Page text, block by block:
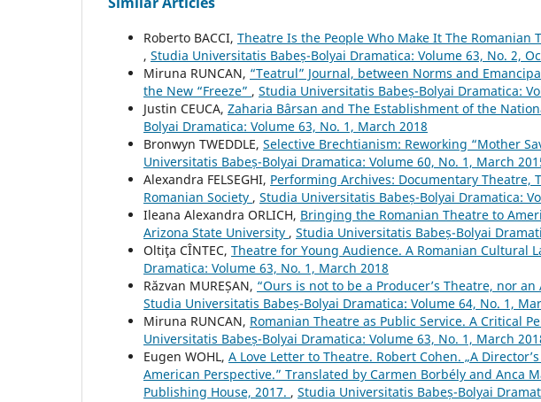
Roberto BACCI, Theatre Is the People Who Make It The
, Studia Universitatis Babeș-Bolyai Dramatica: Volume 63, No. 2,
Miruna RUNCAN, “Teatrul” Journal, between Norms and
the New “Freeze” , Studia Universitatis Babeș-Bolyai Dramatica:
Justin CEUCA, Zaharia Bârsan and The Establishment of the
Bolyai Dramatica: Volume 63, No. 1, March 2018
Bronwyn TWEDDLE, Selective Brechtianism: Reworking “Mother
Universitatis Babeș-Bolyai Dramatica: Volume 60, No. 1, March
Alexandra FELSEGHI, Performing Archives: Documentary
Romanian Society , Studia Universitatis Babeș-Bolyai Dramatica:
Ileana Alexandra ORLICH, Bringing the Romanian Theatre to
Arizona State University , Studia Universitatis Babeș-Bolyai
Oltiţa CÎNTEC, Theatre for Young Audience. A Romanian Cultural
Dramatica: Volume 63, No. 1, March 2018
Răzvan MUREȘAN, “Ours is not to be a Producer’s Theatre, nor
Studia Universitatis Babeș-Bolyai Dramatica: Volume 64, No. 1,
Miruna RUNCAN, Romanian Theatre as Public Service. A Critical
Universitatis Babeș-Bolyai Dramatica: Volume 63, No. 1, March
Eugen WOHL, A Love Letter to Theatre. Robert Cohen. „A
American Perspective.” Translated by Carmen Borbély and Anca
Publishing House, 2017. , Studia Universitatis Babeș-Bolyai